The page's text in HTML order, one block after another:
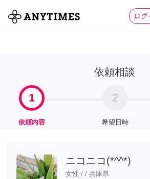
ログ
全て 家
依頼相談
1
依頼内容
2
希望日時
ニコニコ(*^^*)
女性 / / 兵庫県